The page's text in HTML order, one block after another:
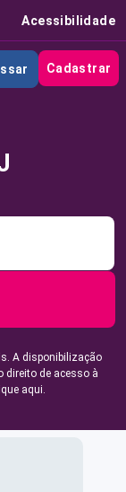
Acessibilidade
Cadastrar
A disponibilização
direito de acesso à
aqui.